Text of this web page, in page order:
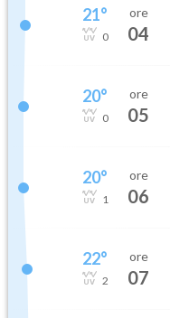
21°
0
ore
04
20°
0
ore
05
20°
1
ore
06
22°
2
ore
07